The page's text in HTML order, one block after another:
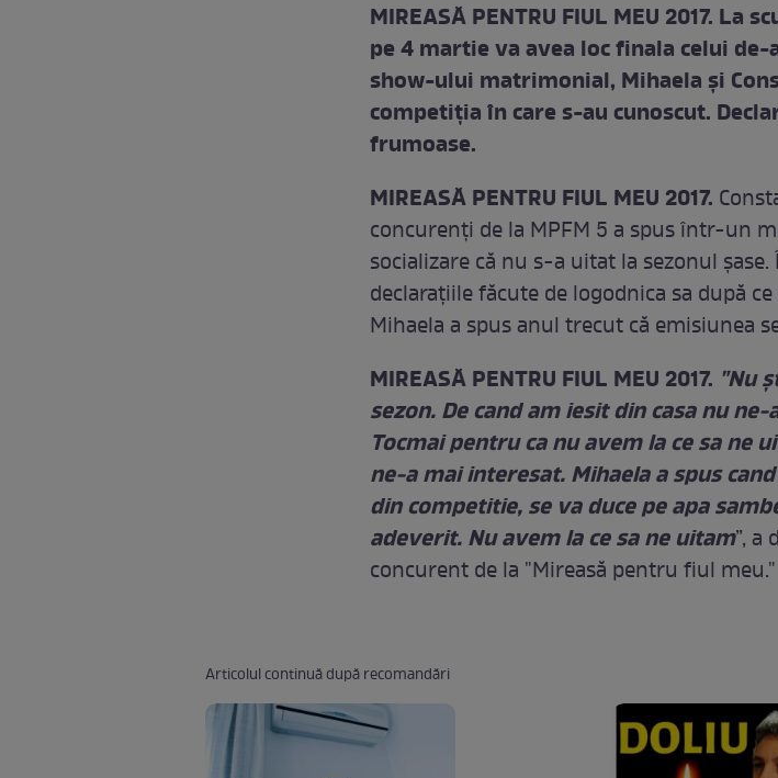
MIREASĂ PENTRU FIUL MEU 2017. La
pe 4 martie va avea loc finala celui
show-ului matrimonial, Mihaela şi
competiţia în care s-au cunoscut.
frumoase.
MIREASĂ PENTRU FIUL MEU 2017.
concurenţi de la MPFM 5 a spus într-un
socializare că nu s-a uitat la sezonul
declaraţiile făcute de logodnica sa după
Mihaela a spus anul trecut că emisiunea
MIREASĂ PENTRU FIUL MEU 2017. "Nu
sezon. De cand am iesit din casa nu
Tocmai pentru ca nu avem la ce sa ne
ne-a mai interesat. Mihaela a spus
din competitie, se va duce pe apa
adeverit. Nu avem la ce sa ne uitam”, a
concurent de la "Mireasă pentru fiul meu."
Articolul continuă după recomandări